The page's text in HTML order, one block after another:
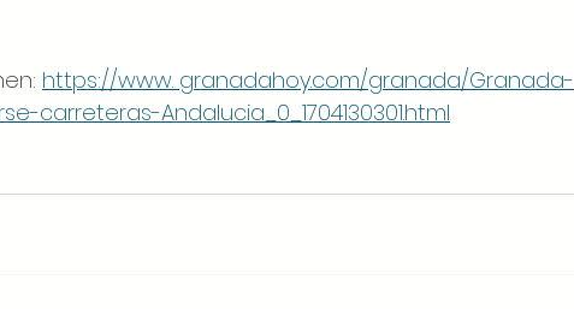
https://www. granadahoy.com/granada/Granada-
carreteras-Andalucia_0_1704130301.html